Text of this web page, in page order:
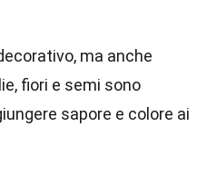
ma anche
fiori e semi sono
sapore e colore ai